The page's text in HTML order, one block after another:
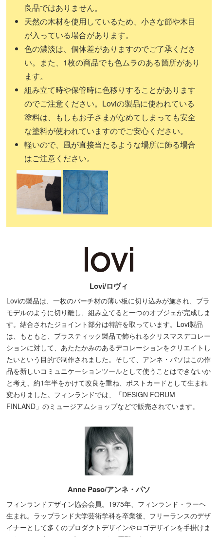
良品ではありません。
天然の木材を使用しているため、小さな節や木目
が入っている場合があります。
色の濃淡は、個体差がありますのでご了承くださ
い。また、1枚の商品でも色ムラのある箇所があり
ます。
組み立て時や保管時に色移りすることがあります
のでご注意ください。Loviの製品に使われている
塗料は、もしもお子さまがなめてしまっても安全
な塗料が使われていますのでご安心ください。
軽いので、風が直接当たるような場所に飾る場合
はご注意ください。
Lovi/ロヴィ
Loviの製品は、一枚のバーチ材の薄い板に切り込みが施され、プラ
モデルのように切り離し、組み立てると一つのオブジェが完成しま
す。結合されたジョイント部分は特許を取っています。Lovi製品
は、もともと、プラスティック製品で飾られるクリスマスデコレー
ションに対して、あたたかみのあるデコレーションをクリエイトし
たいという目的で制作されました。そして、アンネ・パソはこの作
品を新しいコミュニケーションツールとして使うことはできないか
と考え、約1年半をかけて改良を重ね、ポストカードとして生まれ
変わりました。フィンランドでは、「DESIGN FORUM
FINLAND」のミュージアムショップなどで販売されています。
Anne Paso/アンネ・パソ
フィンランドデザイン協会会員。1975年、フィンランド・ラーヘ
生まれ。ラップランド大学芸術学科を卒業後、フリーランスのデザ
イナーとして多くのプロダクトデザインやロゴデザインを手掛けま